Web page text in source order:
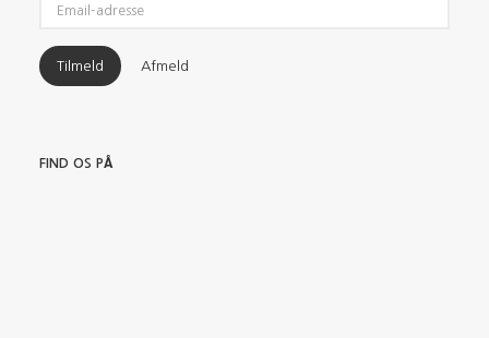
adresse
Tilmeld Afmeld
FIND OS PÅ